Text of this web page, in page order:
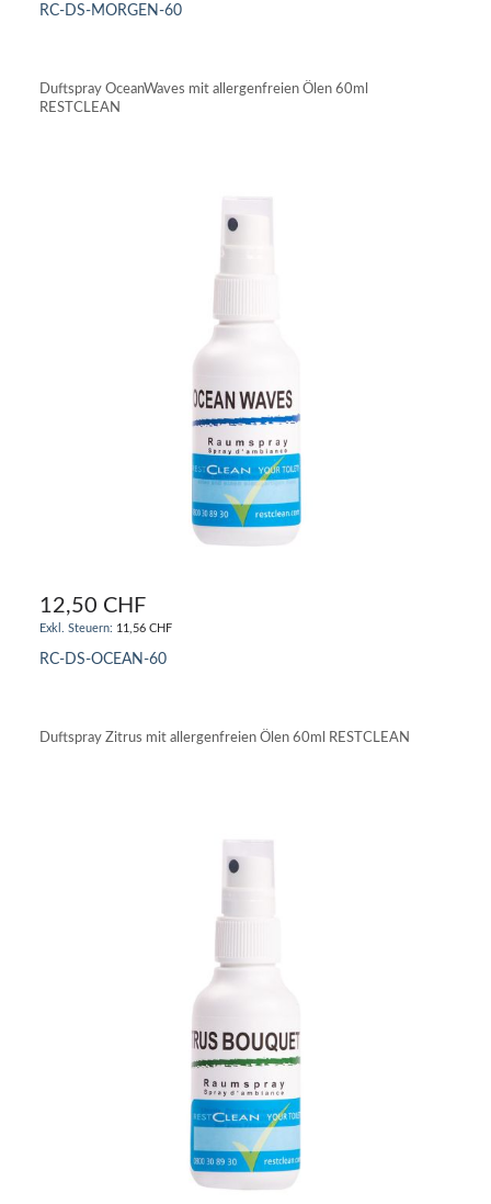
RC-DS-MORGEN-60
Duftspray OceanWaves mit allergenfreien Ölen 60ml
RESTCLEAN
12,50 CHF
11,56 CHF
RC-DS-OCEAN-60
Duftspray Zitrus mit allergenfreien Ölen 60ml RESTCLEAN